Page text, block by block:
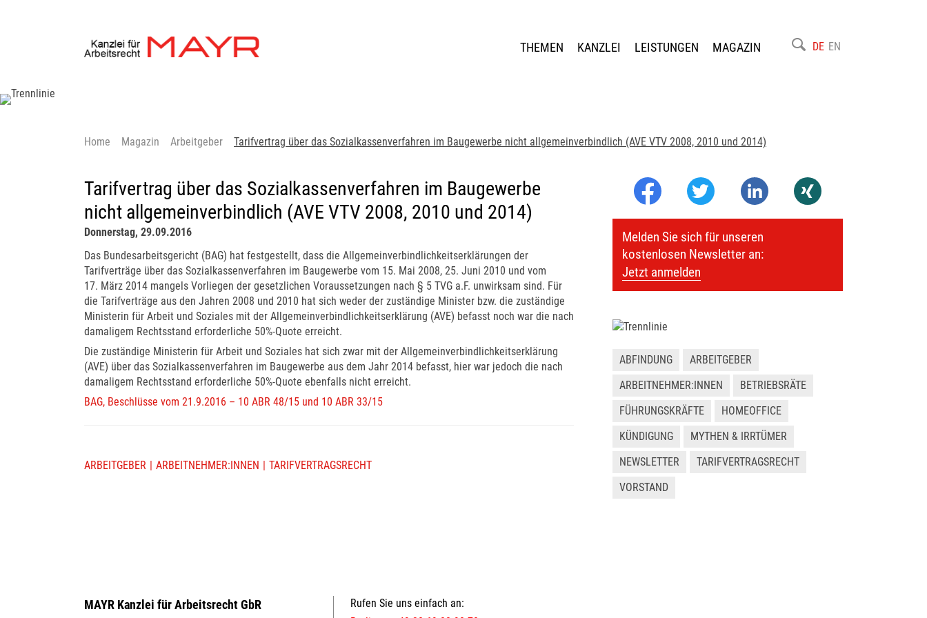
THEMEN KANZLEI LEISTUNGEN MAGAZIN DE EN
Home Magazin Arbeitgeber Tarifvertrag über das Sozialkassenverfahren im Baugewerbe nicht allgemeinverbindlich (AVE VTV 2008, 2010 und 2014)
Tarifvertrag über das Sozialkassenverfahren im Baugewerbe
nicht allgemeinverbindlich (AVE VTV 2008, 2010 und 2014)
Donnerstag, 29.09.2016
Das Bundesarbeitsgericht (BAG) hat festgestellt, dass die Allgemeinverbindlichkeitserklärungen der
Tarifverträge über das Sozialkassenverfahren im Baugewerbe vom 15. Mai 2008, 25. Juni 2010 und vom
17. März 2014 mangels Vorliegen der gesetzlichen Voraussetzungen nach § 5 TVG a.F. unwirksam sind. Für
die Tarifverträge aus den Jahren 2008 und 2010 hat sich weder der zuständige Minister bzw. die zuständige
Ministerin für Arbeit und Soziales mit der Allgemeinverbindlichkeitserklärung (AVE) befasst noch war die nach
damaligem Rechtsstand erforderliche 50%-Quote erreicht.
Die zuständige Ministerin für Arbeit und Soziales hat sich zwar mit der Allgemeinverbindlichkeitserklärung
(AVE) über das Sozialkassenverfahren im Baugewerbe aus dem Jahr 2014 befasst, hier war jedoch die nach
damaligem Rechtsstand erforderliche 50%-Quote ebenfalls nicht erreicht.
BAG, Beschlüsse vom 21.9.2016 – 10 ABR 48/15 und 10 ABR 33/15
ARBEITGEBER ARBEITNEHMER:INNEN TARIFVERTRAGSRECHT
Melden Sie sich für unseren
kostenlosen Newsletter an:
Jetzt anmelden
ABFINDUNG
ARBEITGEBER
ARBEITNEHMER:INNEN
BETRIEBSRÄTE
FÜHRUNGSKRÄFTE
HOMEOFFICE
KÜNDIGUNG
MYTHEN & IRRTÜMER
NEWSLETTER
TARIFVERTRAGSRECHT
VORSTAND
MAYR Kanzlei für Arbeitsrecht GbR
Rufen Sie uns einfach an: